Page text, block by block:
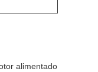
alimentado